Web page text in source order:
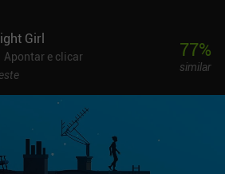
As únicas desvantagens são que
são fáceis de perder e que a progressão
bonita e espirituosa que equilibra bem o
É perfeito para os fãs de jogos com
de apontar e clicar.
Girl
Apontar e clicar
77%
similar